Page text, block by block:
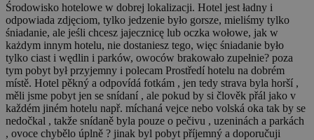
Środowisko hotelowe w dobrej lokalizacji. Hotel jest ładny i
odpowiada zdjęciom, tylko jedzenie było gorsze, mieliśmy tylko
śniadanie, ale jeśli chcesz jajecznicę lub oczka wołowe, jak w
każdym innym hotelu, nie dostaniesz tego, więc śniadanie było
tylko ciast i wędlin i parków, owoców brakowało zupełnie? poza
tym pobyt był przyjemny i polecam Prostředí hotelu na dobrém
místě. Hotel pěkný a odpovídá fotkám , jen tedy strava byla horší ,
měli jsme pobyt jen se snídaní , ale pokud by si člověk přál jako v
každém jiném hotelu např. míchaná vejce nebo volská oka tak by se
nedočkal , takže snídaně byla pouze o pečivu , uzeninách a parkách
, ovoce chybělo úplně ? jinak byl pobyt příjemný a doporučuji